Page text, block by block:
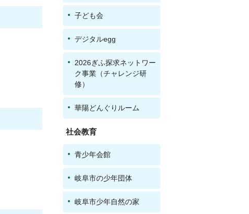
子ども会
デジタルegg
2026ぎふ探求ネットワー
ク事業（チャレンジ研
修）
華陽どんぐりルーム
社会教育
青少年会館
岐阜市の少年団体
岐阜市少年自然の家